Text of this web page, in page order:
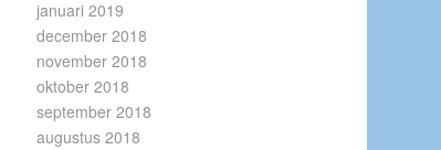
januari 2019
december 2018
november 2018
oktober 2018
september 2018
augustus 2018